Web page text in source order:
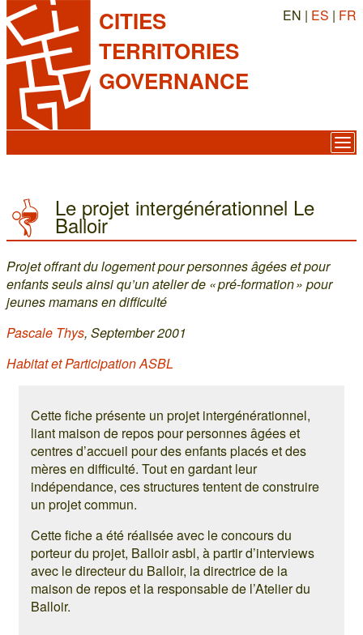
CITIES
TERRITORIES
GOVERNANCE
EN | ES | FR
Le projet intergénérationnel Le
Balloir
Projet offrant du logement pour personnes âgées et pour
enfants seuls ainsi qu’un atelier de « pré-formation » pour
jeunes mamans en difficulté
Pascale Thys, September 2001
Habitat et Participation ASBL
Cette fiche présente un projet intergénérationnel,
liant maison de repos pour personnes âgées et
centres d’accueil pour des enfants placés et des
mères en difficulté. Tout en gardant leur
indépendance, ces structures tentent de construire
un projet commun.
Cette fiche a été réalisée avec le concours du
porteur du projet, Balloir asbl, à partir d’interviews
avec le directeur du Balloir, la directrice de la
maison de repos et la responsable de l’Atelier du
Balloir.